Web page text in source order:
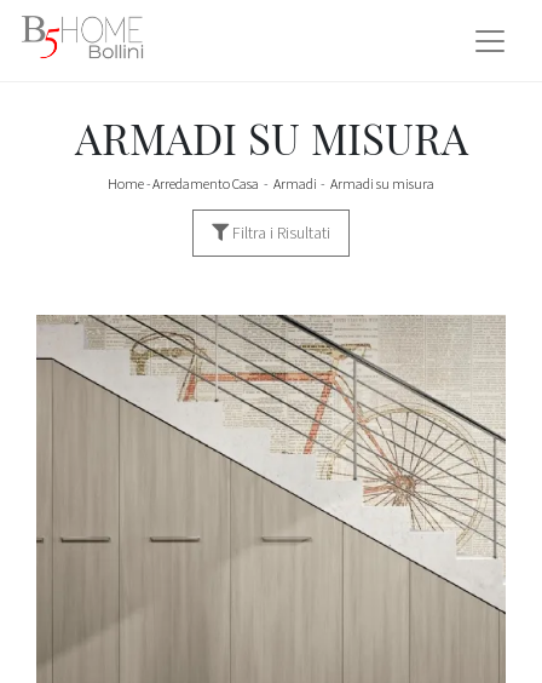
ARMADI SU MISURA
Home-Arredamento Casa - Armadi - Armadi su misura
Filtra i Risultati